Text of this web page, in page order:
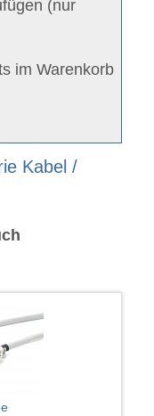
(nur
im Warenkorb
Kabel /